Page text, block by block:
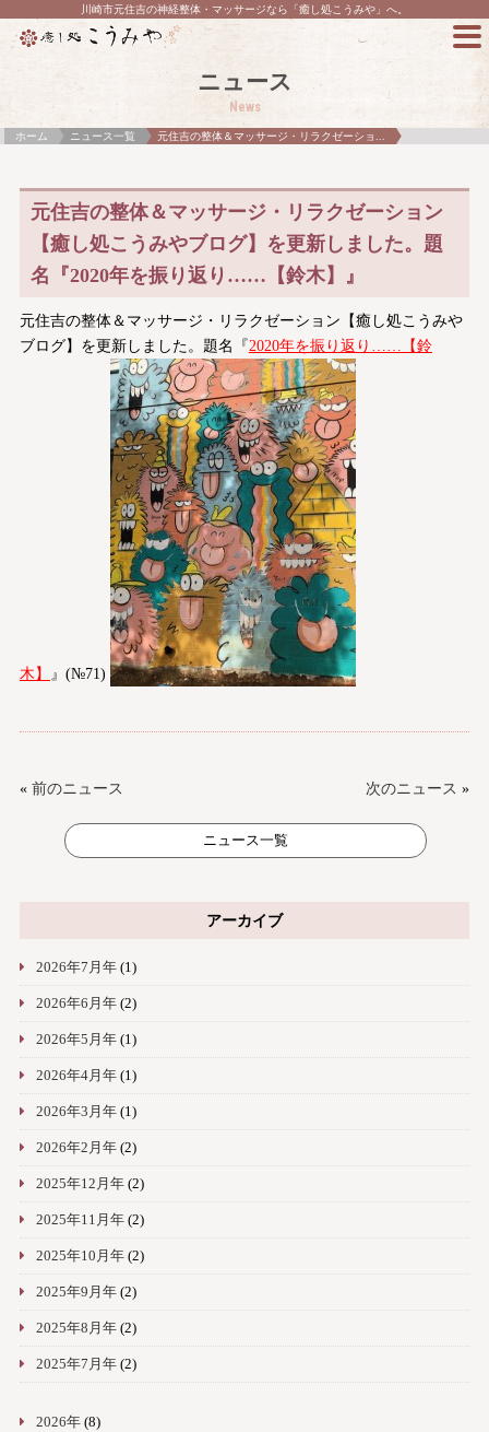
川崎市元住吉の神経整体・マッサージなら「癒し処こうみや」へ。
ニュース
News
ホーム ニュース一覧 元住吉の整体＆マッサージ・リラクゼーショ...
元住吉の整体＆マッサージ・リラクゼーション
【癒し処こうみやブログ】を更新しました。題
名『2020年を振り返り……【鈴木】』
元住吉の整体＆マッサージ・リラクゼーション【癒し処こうみや
ブログ】を更新しました。題名『2020年を振り返り……【鈴
木】 』(№71)
« 前のニュース 次のニュース »
ニュース一覧
アーカイブ
2026年7月年(1)
2026年6月年(2)
2026年5月年(1)
2026年4月年(1)
2026年3月年(1)
2026年2月年(2)
2025年12月年(2)
2025年11月年(2)
2025年10月年(2)
2025年9月年(2)
2025年8月年(2)
2025年7月年(2)
2026年(8)